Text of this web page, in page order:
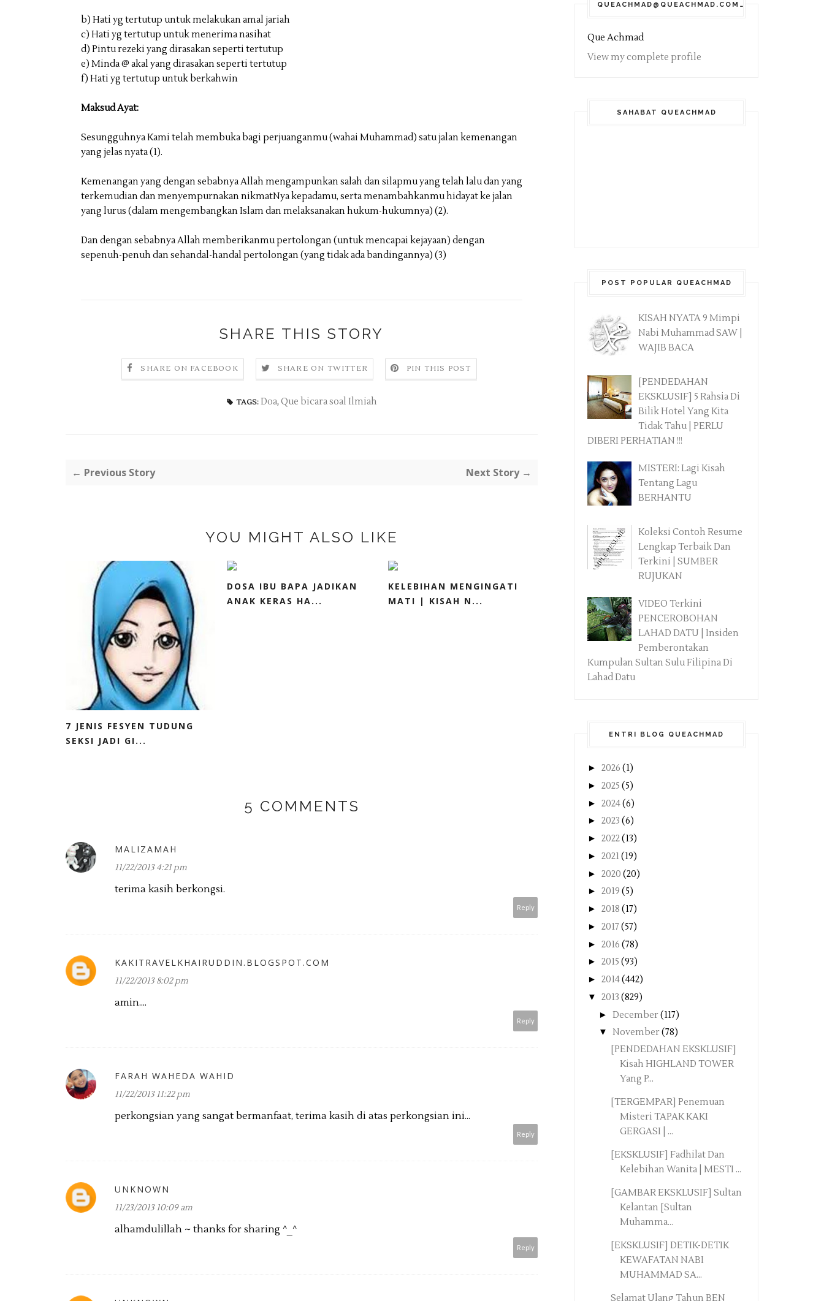
b) Hati yg tertutup untuk melakukan amal jariah
c) Hati yg tertutup untuk menerima nasihat
d) Pintu rezeki yang dirasakan seperti tertutup
e) Minda @ akal yang dirasakan seperti tertutup
f) Hati yg tertutup untuk berkahwin
Maksud Ayat:
Sesungguhnya Kami telah membuka bagi perjuanganmu (wahai Muhammad) satu jalan kemenangan
yang jelas nyata (1).
Kemenangan yang dengan sebabnya Allah mengampunkan salah dan silapmu yang telah lalu dan yang
terkemudian dan menyempurnakan nikmatNya kepadamu, serta menambahkanmu hidayat ke jalan
yang lurus (dalam mengembangkan Islam dan melaksanakan hukum-hukumnya) (2).
Dan dengan sebabnya Allah memberikanmu pertolongan (untuk mencapai kejayaan) dengan
sepenuh-penuh dan sehandal-handal pertolongan (yang tidak ada bandingannya) (3)
SHARE THIS STORY
SHARE ON FACEBOOK SHARE ON TWITTER PIN THIS POST
TAGS: Doa, Que bicara soal Ilmiah
← Previous Story Next Story →
YOU MIGHT ALSO LIKE
7 JENIS FESYEN TUDUNG
SEKSI JADI GI...
DOSA IBU BAPA JADIKAN
ANAK KERAS HA...
KELEBIHAN MENGINGATI
MATI | KISAH N...
5 COMMENTS
MALIZAMAH
11/22/2013 4:21 pm
terima kasih berkongsi.
Reply
KAKITRAVELKHAIRUDDIN.BLOGSPOT.COM
11/22/2013 8:02 pm
amin....
Reply
FARAH WAHEDA WAHID
11/22/2013 11:22 pm
perkongsian yang sangat bermanfaat, terima kasih di atas perkongsian ini...
Reply
UNKNOWN
11/23/2013 10:09 am
alhamdulillah ~ thanks for sharing ^_^
Reply
QUEACHMAD@QUEACHMAD.COM
Que Achmad
View my complete profile
SAHABAT QUEACHMAD
POST POPULAR QUEACHMAD
KISAH NYATA 9 Mimpi
Nabi Muhammad SAW |
WAJIB BACA
[PENDEDAHAN
EKSKLUSIF] 5 Rahsia Di
Bilik Hotel Yang Kita
Tidak Tahu | PERLU
DIBERI PERHATIAN !!!
MISTERI: Lagi Kisah
Tentang Lagu
BERHANTU
Koleksi Contoh Resume
Lengkap Terbaik Dan
Terkini | SUMBER
RUJUKAN
VIDEO Terkini
PENCEROBOHAN
LAHAD DATU | Insiden
Pemberontakan
Kumpulan Sultan Sulu Filipina Di
Lahad Datu
ENTRI BLOG QUEACHMAD
► 2026 (1)
► 2025 (5)
► 2024(6)
► 2023 (6)
► 2022(13)
► 2021(19)
► 2020 (20)
► 2019 (5)
► 2018 (17)
► 2017 (57)
► 2016 (78)
► 2015 (93)
► 2014(442)
▼ 2013 (829)
► December(117)
▼ November(78)
[PENDEDAHAN EKSKLUSIF]
Kisah HIGHLAND TOWER
Yang P...
[TERGEMPAR] Penemuan
Misteri TAPAK KAKI
GERGASI | ...
[EKSKLUSIF] Fadhilat Dan
Kelebihan Wanita | MESTI ...
[GAMBAR EKSKLUSIF] Sultan
Kelantan [Sultan
Muhamma...
[EKSKLUSIF] DETIK-DETIK
KEWAFATAN NABI
MUHAMMAD SA...
Selamat Ulang Tahun BEN